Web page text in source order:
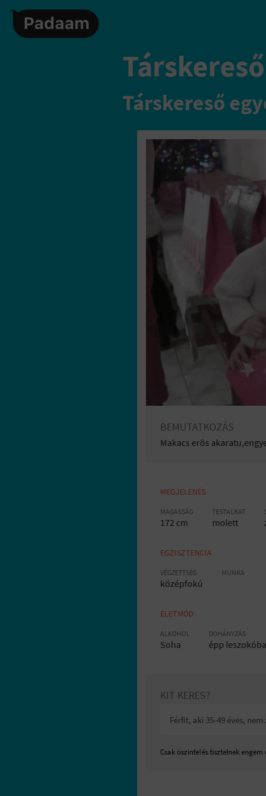
Társkereső
BEMUTATKOZÁS
Makacs erös
MEGJELENÉS
MAGASSÁG
172 cm
TESTALKAT
molett
EGZISZTENCIA
VÉGZETTSÉG
középfokú
MUNKA
ÉLETMÓD
ALKOHOL
Soha
DOHÁNYZÁS
épp
KIT KERES?
Férfit, aki 35-49 éves,
Csak öszinte!és tisztelnek engem